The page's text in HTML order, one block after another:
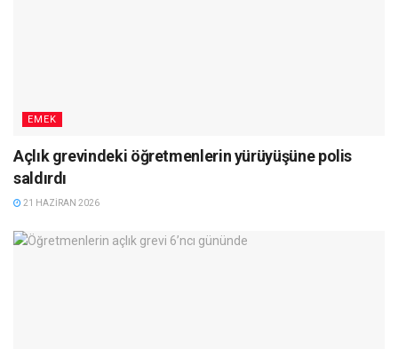
EMEK
Açlık grevindeki öğretmenlerin yürüyüşüne polis
saldırdı
21 HAZIRAN 2026